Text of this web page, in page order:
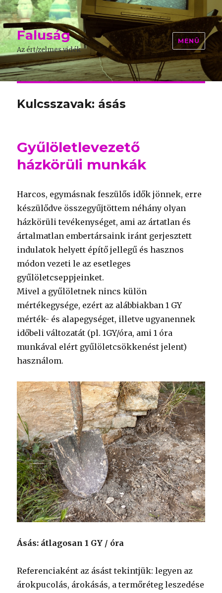
Faluság
Az ért/zelmes vidék
MENÜ
Kulcsszavak: ásás
Gyűlöletlevezető
házkörüli munkák
Harcos, egymásnak feszülős idők jönnek, erre
készülődve összegyűjtöttem néhány olyan
házkörüli tevékenységet, ami az ártatlan és
ártalmatlan embertársaink iránt gerjesztett
indulatok helyett építő jellegű és hasznos
módon vezeti le az esetleges
gyűlöletcseppjeinket.
Mivel a gyűlöletnek nincs külön
mértékegysége, ezért az alábbiakban 1 GY
mérték- és alapegységet, illetve ugyanennek
időbeli változatát (pl. 1GY/óra, ami 1 óra
munkával elért gyűlöletcsökkenést jelent)
használom.
Ásás: átlagosan 1 GY / óra
Referenciaként az ásást tekintjük: legyen az
árokpucolás, árokásás, a termőréteg leszedése